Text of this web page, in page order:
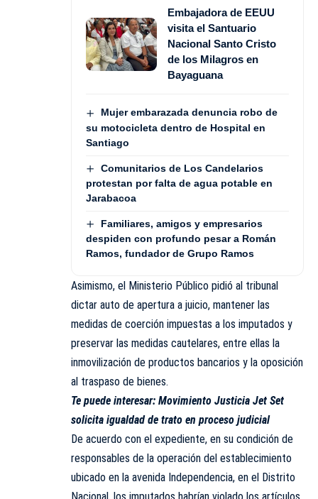
Embajadora de EEUU
visita el Santuario
Nacional Santo Cristo
de los Milagros en
Bayaguana
Mujer embarazada denuncia robo de
su motocicleta dentro de Hospital en
Santiago
Comunitarios de Los Candelarios
protestan por falta de agua potable en
Jarabacoa
Familiares, amigos y empresarios
despiden con profundo pesar a Román
Ramos, fundador de Grupo Ramos
Asimismo, el Ministerio Público pidió al tribunal
dictar auto de apertura a juicio, mantener las
medidas de coerción impuestas a los imputados y
preservar las medidas cautelares, entre ellas la
inmovilización de productos bancarios y la oposición
al traspaso de bienes.
Te puede interesar: Movimiento Justicia Jet Set
solicita igualdad de trato en proceso judicial
De acuerdo con el expediente, en su condición de
responsables de la operación del establecimiento
ubicado en la avenida Independencia, en el Distrito